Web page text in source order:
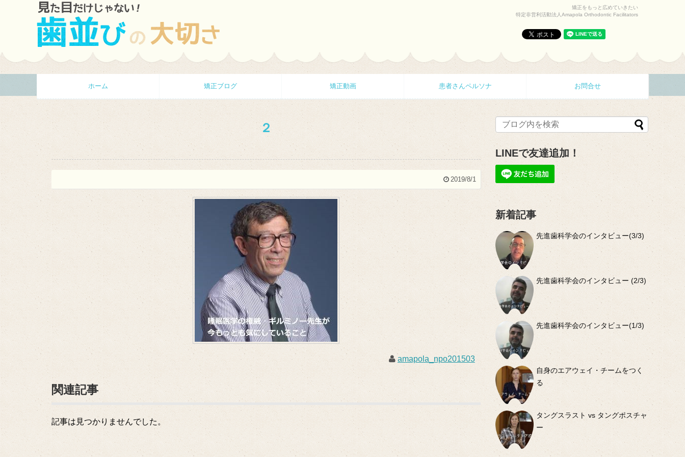
矯正をもっと広めていきたい
特定非営利活動法人Amapola Orthodontic Facilitators
ホーム 矯正ブログ 矯正動画 患者さんペルソナ お問合せ
２
2019/8/1
amapola_npo201503
関連記事
記事は見つかりませんでした。
LINEで友達追加！
新着記事
先進歯科学会のインタビュー(3/3)
先進歯科学会のインタビュー (2/3)
先進歯科学会のインタビュー(1/3)
自身のエアウェイ・チームをつく
る
タングスラスト vs タングポスチャ
ー